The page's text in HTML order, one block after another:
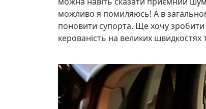
можливо я помиляюсь! А в
поновити супорта. Ще хочу зробити
керованість на великих швидкостях